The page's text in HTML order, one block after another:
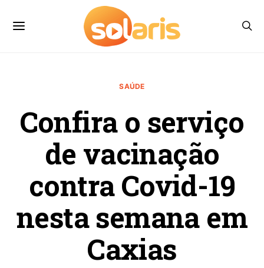
SAÚDE
Confira o serviço
de vacinação
contra Covid-19
nesta semana em
Caxias